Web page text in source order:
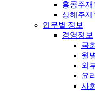
홍콩주재
상해주재
업무별 정보
경영정보
국
월
외
윤
사